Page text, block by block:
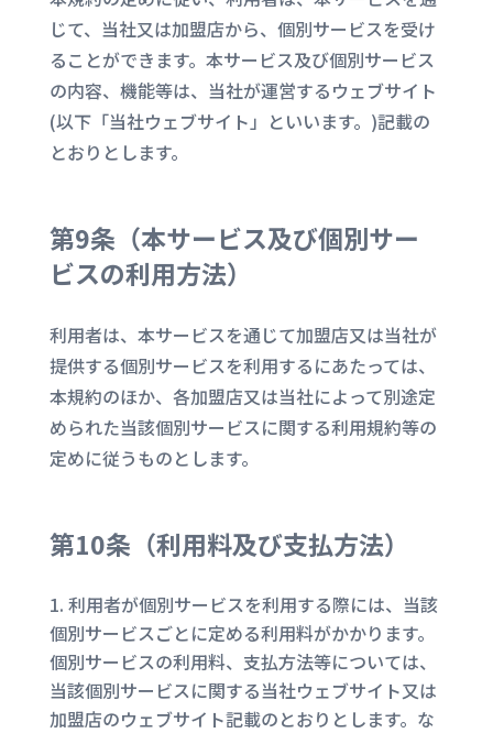
じて、当社又は加盟店から、個別サービスを受け
ることができます。本サービス及び個別サービス
の内容、機能等は、当社が運営するウェブサイト
(以下「当社ウェブサイト」といいます。)記載の
とおりとします。
第9条（本サービス及び個別サー
ビスの利用方法）
利用者は、本サービスを通じて加盟店又は当社が
提供する個別サービスを利用するにあたっては、
本規約のほか、各加盟店又は当社によって別途定
められた当該個別サービスに関する利用規約等の
定めに従うものとします。
第10条（利用料及び支払方法）
利用者が個別サービスを利用する際には、当該
個別サービスごとに定める利用料がかかります。
個別サービスの利用料、支払方法等については、
当該個別サービスに関する当社ウェブサイト又は
加盟店のウェブサイト記載のとおりとします。な